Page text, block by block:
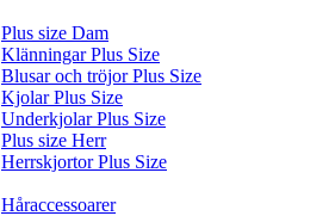
Plus size Dam
Klänningar Plus Size
Blusar och tröjor Plus Size
Kjolar Plus Size
Underkjolar Plus Size
Plus size Herr
Herrskjortor Plus Size
Håraccessoarer